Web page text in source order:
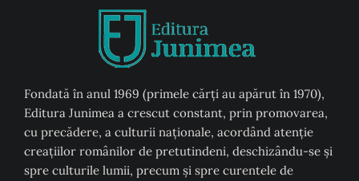
Fondată în anul 1969 (primele cărți au apărut în 1970),
Editura Junimea a crescut constant, prin promovarea,
cu precădere, a culturii naţionale, acordând atenţie
creaţiilor românilor de pretutindeni, deschizându-se şi
spre culturile lumii, precum şi spre curentele de